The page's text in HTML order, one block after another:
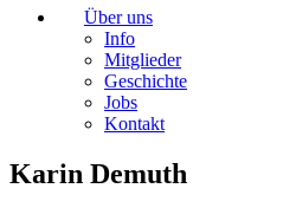
Über uns
Info
Mitglieder
Geschichte
Jobs
Kontakt
Karin Demuth